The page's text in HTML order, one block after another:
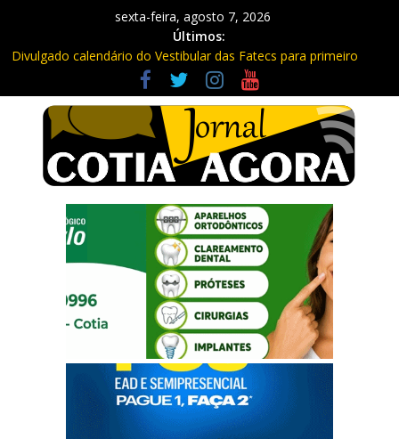
sexta-feira, agosto 7, 2026
Últimos:
Divulgado calendário do Vestibular das Fatecs para primeiro
Mapa da Desigualdade da Grande SP: Vargem Grande Paulista
em boa posição. Cotia entre as últimas do ranking
Morador denuncia furto de cabos em postes na Estrada da
Roselândia
Itapevi: Em duas ocorrências, PM recupera carga roubada,
Sebrae promove curso de compras públicas em Vargem Grande